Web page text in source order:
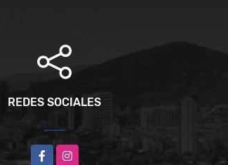
REDES SOCIALES
FacebookInstagram